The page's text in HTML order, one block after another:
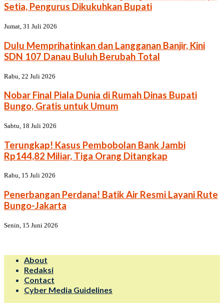
Setia, Pengurus Dikukuhkan Bupati
Jumat, 31 Juli 2026
Dulu Memprihatinkan dan Langganan Banjir, Kini
SDN 107 Danau Buluh Berubah Total
Rabu, 22 Juli 2026
Nobar Final Piala Dunia di Rumah Dinas Bupati
Bungo, Gratis untuk Umum
Sabtu, 18 Juli 2026
Terungkap! Kasus Pembobolan Bank Jambi
Rp144,82 Miliar, Tiga Orang Ditangkap
Rabu, 15 Juli 2026
Penerbangan Perdana! Batik Air Resmi Layani Rute
Bungo-Jakarta
Senin, 15 Juni 2026
About
Redaksi
Contact
Cyber Media Guidelines